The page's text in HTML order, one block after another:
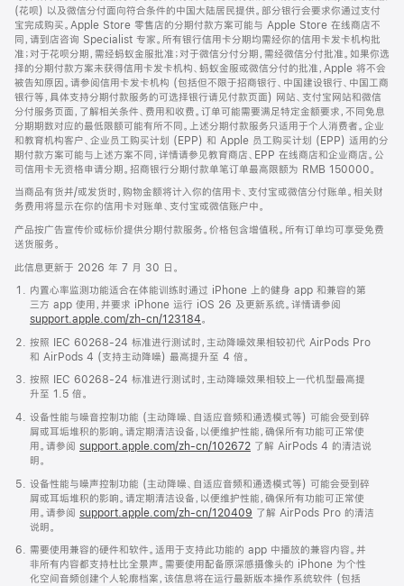
(花呗) 以及微信分付面向符合条件的中国大陆居民提供。部分银行会要求你通过支付
宝完成购买。Apple Store 零售店的分期付款方案可能与 Apple Store 在线商店不
同，请到店咨询 Specialist 专家。所有银行信用卡分期均需经你的信用卡发卡机构批
准；对于花呗分期，需经蚂蚁金服批准；对于微信分付分期，需经微信分付批准。如果你选
择的分期付款方案未获得信用卡发卡机构、蚂蚁金服或微信分付的批准，Apple 将不会
被告知原因。请参阅信用卡发卡机构 (包括但不限于招商银行、中国建设银行、中国工商
银行等，具体支持分期付款服务的可选择银行请见付款页面) 网站、支付宝网站和微信
分付服务页面，了解相关条件、费用和收费。订单可能需要满足特定金额要求，不同免息
分期期数对应的最低限额可能有所不同。上述分期付款服务只适用于个人消费者。企业
和教育机构客户、企业员工购买计划 (EPP) 和 Apple 员工购买计划 (EPP) 适用的分
期付款方案可能与上述方案不同，详情请参见教育商店、EPP 在线商店和企业商店。公
司信用卡无资格申请分期。招商银行分期付款单笔订单最高限额为 RMB 150000。
当商品有货并/或发货时，购物金额将计入你的信用卡、支付宝或微信分付账单。相关财
务费用将显示在你的信用卡对账单、支付宝或微信账户中。
产品按广告宣传价或标价提供分期付款服务。价格包含增值税。所有订单均可享受免费
送货服务。
此信息更新于 2026 年 7 月 30 日。
内置心率监测功能适合在体能训练时通过 iPhone 上的健身 app 和兼容的第
三方 app 使用，并要求 iPhone 运行 iOS 26 及更新系统。详情请参阅
support.apple.com/zh-cn/123184。
按照 IEC 60268-24 标准进行测试时，主动降噪效果相较初代 AirPods Pro
和 AirPods 4 (支持主动降噪) 最高提升至 4 倍。
按照 IEC 60268-24 标准进行测试时，主动降噪效果相较上一代机型最高提
升至 1.5 倍。
设备性能与噪音控制功能 (主动降噪、自适应音频和通透模式等) 可能会受到碎
屑或耳垢堆积的影响。请定期清洁设备，以便维护性能，确保所有功能可正常使
用。请参阅 support.apple.com/zh-cn/102672 了解 AirPods 4 的清洁说
明。
设备性能与噪声控制功能 (主动降噪、自适应音频和通透模式等) 可能会受到碎
屑或耳垢堆积的影响。请定期清洁设备，以便维护性能，确保所有功能可正常使
用。请参阅 support.apple.com/zh-cn/120409 了解 AirPods Pro 的清洁
说明。
需要使用兼容的硬件和软件。适用于支持此功能的 app 中播放的兼容内容。并
非所有内容都支持杜比全景声。需要使用配备原深感摄像头的 iPhone 为个性
化空间音频创建个人轮廓档案，该信息将在运行最新版本操作系统软件 (包括